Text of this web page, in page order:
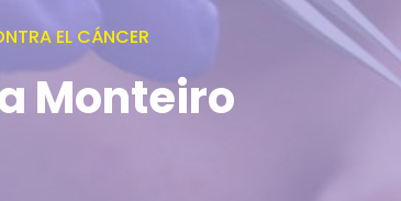
EL CÁNCER
Monteiro